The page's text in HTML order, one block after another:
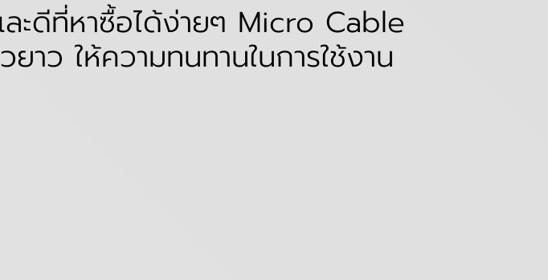
ะดีที่หาซื้อได้ง่ายๆ Micro Cable
าว ให้ความทนทานในการใช้งาน